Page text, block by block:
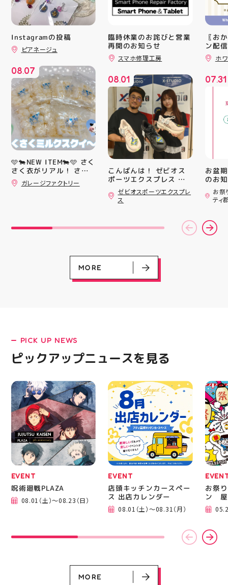
LATEST!
ピックアップニュース
EVENT
EVENT
店頭キッチンカースペース 出店カ
08.01（土）～08.31（月）
EVENT
お祭りBBQビアガーデン 屋上で好
05.21（木）～09.27（日）
CAMPAIGN
ヨドバシカメラ 平日限定1時間駐
CAMPAIGN
プレミアム駐車サービス [4～8F
Instagramの投稿
ピアネージュ
08.07
🩵🐄NEW ITEM🐄🩵 さく
さく衣がリアル！ さく
さくミルクスクイーズ入
荷！ クセになる感触で
郡山駅前 #郡山市
ガレージファクトリー
臨時休業のお詫びと営業
再開のお知らせ
スマホ修理工房
08.01
こんばんは！ ゼビオス
ポーツエクスプレス ア
ティ郡山です🦭 ・ ★本
日のラジオ★は アシッ
クスからランニングシュ
6」の紹介でした ・ 特
徴としては ☆軽量かつ
搭載し、推進力を向上さ
せました！
☆ASICSGRIPを前足部に
追加し、グリップ力を向
をカジュアルに走りたい
方や仕事履き、夏のお出
のクッションシューズに
なっています 人気ラン
ニングシューズの最新作
になります！ ・ 気にな
る方は是非、店頭に足を
運んでください！ スポ
ーツナビゲーター一同、
店頭でお待ちしておりま
す(⁠◍⁠•⁠ᴗ⁠•⁠◍⁠)⁠ ・ #ゼビオ
#アティ郡山 #福島美少
女図鑑 #照山楓香
#ASICS
ゼビオスポーツエクスプレ
ス
〖お
ン配
ッパ
￥
ーポ
ース
です
りの
ので
キャ
#歯の
ホ
07.31
お盆
のお知らせ
用い
ざい
(水)
いたしま
22:00
はプ
から
━━━━
郡山
BBQ
祭り
手ぶ
み #
ィナ
#夏の
お祭
ティ
MORE
PICK UP NEWS
ピックアップニュースを見る
EVENT
呪術廻戦PLAZA
08.01（土）～08.23（日）
EVENT
店頭キッチンカースペー
ス 出店カレンダー
08.01（土）～08.31（月）
お祭
ン 屋
MORE